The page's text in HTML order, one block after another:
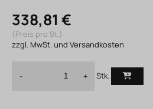
338,81 €
(Preis pro St.)
zzgl. MwSt. und Versandkosten
- + Stk.